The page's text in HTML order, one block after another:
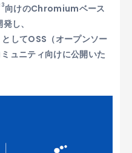
向けのChromiumベース
し、
てOSS（オープンソー
ュニティ向けに公開いた